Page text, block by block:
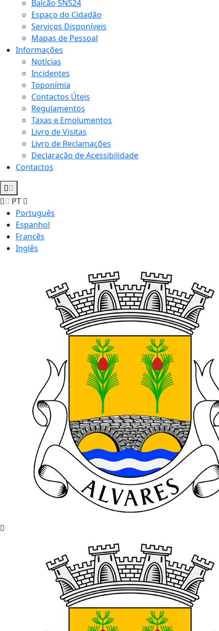
Balcão SNS24
Espaço do Cidadão
Serviços Disponíveis
Mapas de Pessoal
Informações
Notícias
Incidentes
Toponímia
Contactos Úteis
Regulamentos
Taxas e Emolumentos
Livro de Visitas
Livro de Reclamações
Declaração de Acessibilidade
Contactos
PT
Português
Espanhol
Francês
Inglês